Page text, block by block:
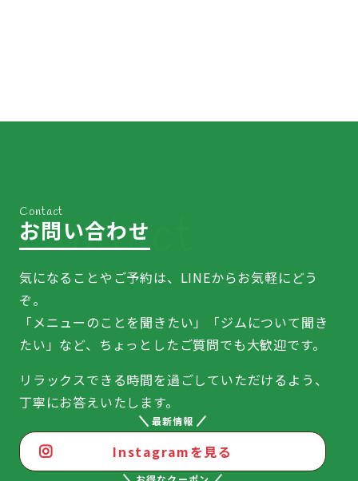
Contact
お問い合わせ
気になることやご予約は、LINEからお気軽にどう
ぞ。
「メニューのことを聞きたい」「ジムについて聞き
たい」など、ちょっとしたご質問でも大歓迎です。
リラックスできる時間を過ごしていただけるよう、
丁寧にお答えいたします。
最新情報
Instagramを見る